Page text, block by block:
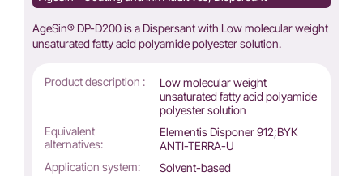
AgeSin® DP-D200 is a Dispersant with Low molecular weight
unsaturated fatty acid polyamide polyester solution.
Product description :
Low molecular weight
unsaturated fatty acid polyamide
polyester solution
Equivalent
alternatives:
Elementis Disponer 912;BYK
ANTI-TERRA-U
Application system:
Solvent-based